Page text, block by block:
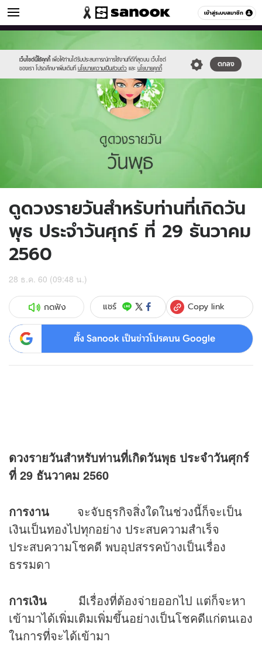
เข้าสู่ระบบสมาชิก
ดูดวง หมวดอื่นๆ
เว็บไซต์นี้ใช้คุกกี้ เพื่อให้ท่านได้รับประสบการณ์การใช้งานที่ดีที่สุดบน เว็บไซต์
ของเรา โปรดศึกษาเพิ่มเติมที่ นโยบายความเป็นส่วนตัว และ นโยบายคุกกี้
ตกลง
//s.isanook.com/sr/0/images/logo-
new-
sanook.png
//s.isanook.com/ho/0/ud/fxd/day/4_wed.jpg
ดูดวงรายวันสำหรับท่านที่เกิดวัน
พุธ ประจำวันศุกร์ ที่ 29 ธันวาคม
2560
28 ธ.ค. 60 (09:48 น.)
กดฟัง แชร์ Copy link
ตั้ง Sanook เป็นข่าวโปรดบน Google
ดวงรายวันสำหรับท่านที่เกิดวันพุธ ประจำวันศุกร์
ที่ 29 ธันวาคม 2560
การงาน จะจับธุรกิจสิ่งใดในช่วงนี้ก็จะเป็น
เงินเป็นทองไปทุกอย่าง ประสบความสำเร็จ
ประสบความโชคดี พบอุปสรรคบ้างเป็นเรื่อง
ธรรมดา
การเงิน
มีเรื่องที่ต้องจ่ายออกไป แต่ก็จะหา
เข้ามาได้เพิ่มเติมเพิ่มขึ้นอย่างเป็นโชคดีแก่ตนเอง
ในการที่จะได้เข้ามา